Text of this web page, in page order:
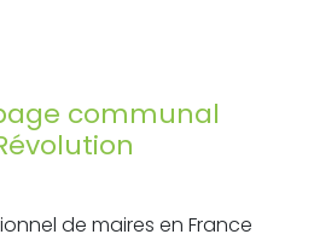
communal
de maires en France